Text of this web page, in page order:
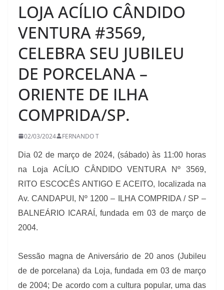
LOJA ACÍLIO CÂNDIDO
VENTURA #3569,
CELEBRA SEU JUBILEU
DE PORCELANA –
ORIENTE DE ILHA
COMPRIDA/SP.
02/03/2024 FERNANDO T
Dia 02 de março de 2024, (sábado) às 11:00 horas
na Loja ACÍLIO CÂNDIDO VENTURA Nº 3569,
RITO ESCOCÊS ANTIGO E ACEITO, localizada na
Av. CANDAPUI, Nº 1200 – ILHA COMPRIDA / SP –
BALNEÁRIO ICARAÍ, fundada em 03 de março de
2004.
Sessão magna de Aniversário de 20 anos (Jubileu
de de porcelana) da Loja, fundada em 03 de março
de 2004; De acordo com a cultura popular, uma das